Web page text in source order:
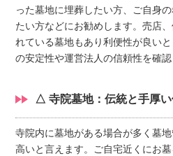
った墓地に埋葬したい方、ご自身
たい方などにお勧めします。売店
れている墓地もあり利便性が良い
の安定性や運営法人の信頼性を確
△ 寺院墓地：伝統と手厚
寺院内に墓地がある場合が多く墓
高いと言えます。ご自宅近くにお